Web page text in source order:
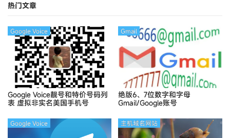
热门文章
Google Voice靓号和特价号码列
表 虚拟非实名美国手机号
Google Voice
绝版6、7位数字和字母
Gmail/Google账号
Gmail
Google Voice 主机域名网站